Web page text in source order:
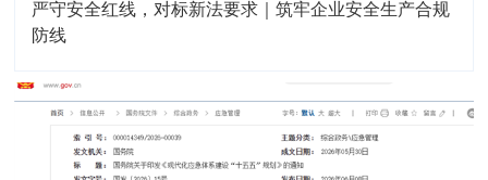
严守安全红线，对标新法要求｜筑牢企业安全生产合规
防线